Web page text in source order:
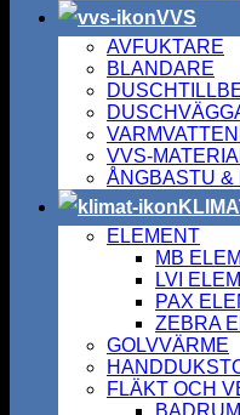
VVS
AVFUKTARE
BLANDARE
VVS-
ÅNGBASTU
ELEMENT
MB
LVI
PAX
ZEBRA
GOLVVÄRME
FLÄKT OCH